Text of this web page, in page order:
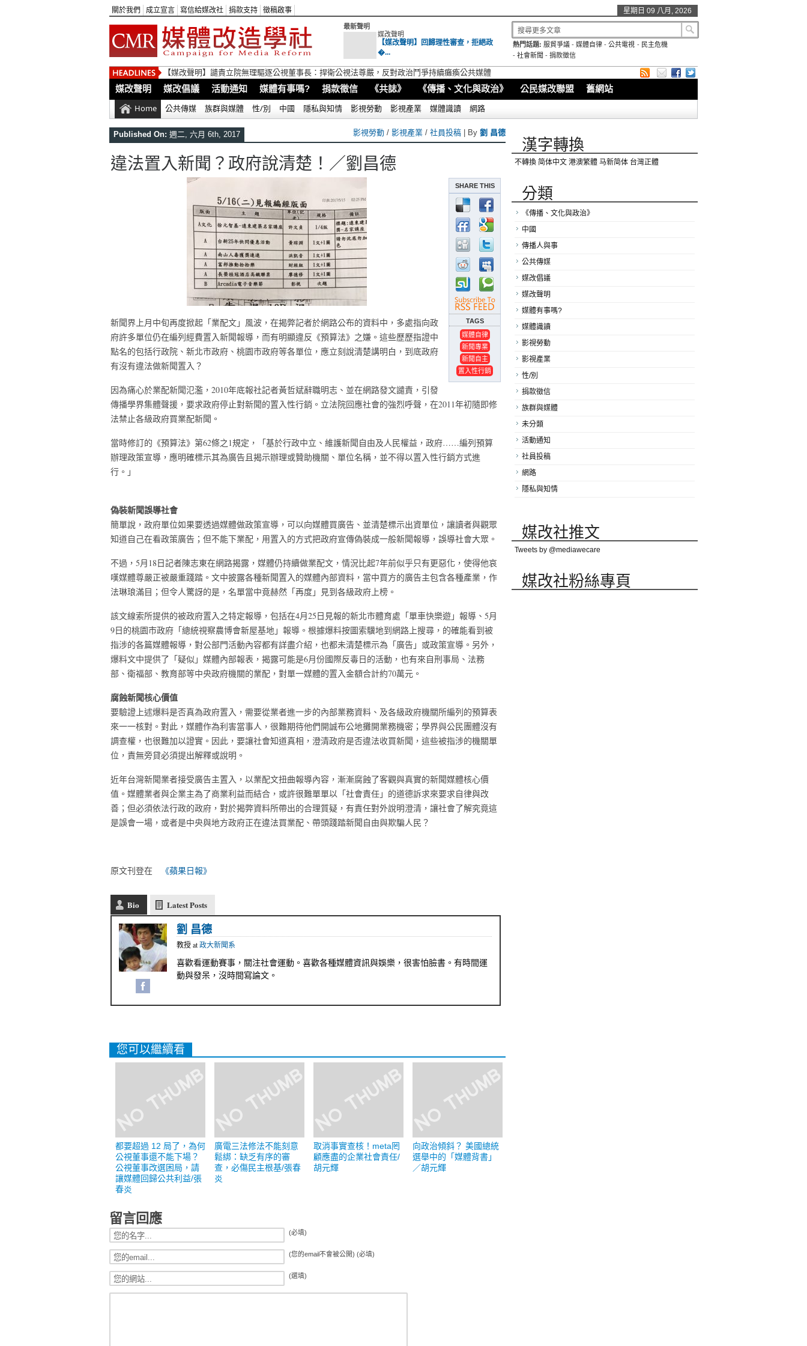
關於我們 成立宣言 寫信給媒改社 捐款支持 徵稿啟事 星期日 09 八月, 2026
最新聲明
媒改聲明
【媒改聲明】回歸理性審查，拒絕政
�...
熱門話題: 服貿爭議 -媒體自律 -公共電視 - 民主危機
- 社會新聞 - 捐款徵信
【媒改聲明】譴責立院無理驅逐公視董事長：捍衛公視法尊嚴，反對政治鬥爭持續癱瘓公共媒體
媒改聲明 媒改倡議 活動通知 媒體有事嗎? 捐款徵信 《共誌》 《傳播、文化與政治》 公民媒改聯盟 舊網站
Home 公共傳媒 族群與媒體 性/別 中國 隱私與知情 影視勞動 影視產業 媒體識讀 網路
Published On: 週二, 六月 6th, 2017 影視勞動 / 影視產業 / 社員投稿 | By 劉 昌德
違法置入新聞？政府說清楚！／劉昌德
SHARE THIS
TAGS
媒體自律
新聞專業
新聞自主
置入性行銷
新聞界上月中旬再度掀起「業配文」風波，在揭弊記者於網路公布的資料中，多處指向政
府許多單位仍在編列經費置入新聞報導，而有明顯違反《預算法》之嫌。這些歷歷指證中
點名的包括行政院、新北市政府、桃園市政府等各單位，應立刻說清楚講明白，到底政府
有沒有違法做新聞置入？
因為痛心於業配新聞氾濫，2010年底報社記者黃哲斌辭職明志、並在網路發文譴責，引發
傳播學界集體聲援，要求政府停止對新聞的置入性行銷。立法院回應社會的強烈呼聲，在2011年初隨即修
法禁止各級政府買業配新聞。
當時修訂的《預算法》第62條之1規定，「基於行政中立、維護新聞自由及人民權益，政府……編列預算
辦理政策宣導，應明確標示其為廣告且揭示辦理或贊助機關、單位名稱，並不得以置入性行銷方式進
行。」
偽裝新聞誤導社會
簡單說，政府單位如果要透過媒體做政策宣導，可以向媒體買廣告、並清楚標示出資單位，讓讀者與觀眾
知道自己在看政策廣告；但不能下業配，用置入的方式把政府宣傳偽裝成一般新聞報導，誤導社會大眾。
不過，5月18日記者陳志東在網路揭露，媒體仍持續做業配文，情況比起7年前似乎只有更惡化，使得他哀
嘆媒體尊嚴正被嚴重踐踏。文中披露各種新聞置入的媒體內部資料，當中買方的廣告主包含各種產業，作
法琳琅滿目；但令人驚訝的是，名單當中竟赫然「再度」見到各級政府上榜。
該文線索所提供的被政府置入之特定報導，包括在4月25日見報的新北市體育處「單車快樂遊」報導、5月
9日的桃園市政府「總統視察農博會新屋基地」報導。根據爆料按圖索驥地到網路上搜尋，的確能看到被
指涉的各篇媒體報導，對公部門活動內容都有詳盡介紹，也都未清楚標示為「廣告」或政策宣導。另外，
爆料文中提供了「疑似」媒體內部報表，揭露可能是6月份國際反毒日的活動，也有來自刑事局、法務
部、衛福部、教育部等中央政府機關的業配，對單一媒體的置入金額合計約70萬元。
腐蝕新聞核心價值
要驗證上述爆料是否真為政府置入，需要從業者進一步的內部業務資料、及各級政府機關所編列的預算表
來一一核對。對此，媒體作為利害當事人，很難期待他們開誠布公地攤開業務機密；學界與公民團體沒有
調查權，也很難加以證實。因此，要讓社會知道真相，澄清政府是否違法收買新聞，這些被指涉的機關單
位，責無旁貸必須提出解釋或說明。
近年台灣新聞業者接受廣告主置入，以業配文扭曲報導內容，漸漸腐蝕了客觀與真實的新聞媒體核心價
值。媒體業者與企業主為了商業利益而結合，或許很難單單以「社會責任」的道德訴求來要求自律與改
善；但必須依法行政的政府，對於揭弊資料所帶出的合理質疑，有責任對外說明澄清，讓社會了解究竟這
是誤會一場，或者是中央與地方政府正在違法買業配、帶頭踐踏新聞自由與欺騙人民？
原文刊登在 《蘋果日報》
Bio Latest Posts
劉 昌德
教授at政大新聞系
喜歡看運動賽事，關注社會運動。喜歡各種媒體資訊與娛樂，很害怕臉書。有時間運
動與發呆，沒時間寫論文。
您可以繼續看
都要超過 12 局了，為何
公視董事還不能下場？
公視董事改選困局，請
讓媒體回歸公共利益/張
春炎
廣電三法修法不能刻意
鬆綁：缺乏有序的審
查，必傷民主根基/張春
炎
取消事實查核！meta罔
顧應盡的企業社會責任/
胡元輝
向政治傾斜？ 美國總統
選舉中的「媒體背書」
／胡元輝
留言回應
(必填)
(您的email不會被公開) (必填)
(選填)
漢字轉換
不轉換 简体中文 港澳繁體 马新简体 台灣正體
分類
《傳播、文化與政治》
中國
傳播人與事
公共傳媒
媒改倡議
媒改聲明
媒體有事嗎?
媒體識讀
影視勞動
影視產業
性/別
捐款徵信
族群與媒體
未分類
活動通知
社員投稿
網路
隱私與知情
媒改社推文
Tweets by @mediawecare
媒改社粉絲專頁